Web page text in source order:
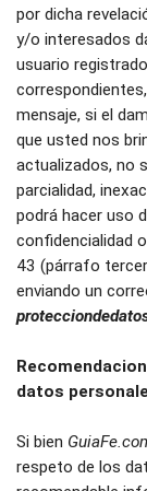
por dicha
y/o interesados
usuario
mensaje, si el
que usted nos
actualizados, no
parcialidad,
podrá hacer uso
confidencialidad
43 (párrafo
datos
Si bien
respeto de los